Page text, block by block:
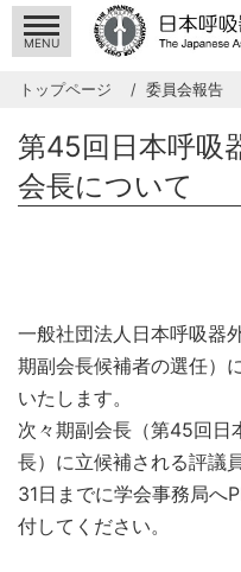
MENU
トップページ 委員会報告
第45回日本呼吸
会長について
一般社団法人日本呼吸器
期副会長候補者の選任）
いたします。
次々期副会長（第45回日
長）に立候補される評議
31日までに学会事務局へ
付してください。